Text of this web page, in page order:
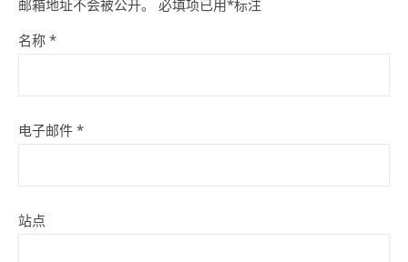
邮箱地址不会被公开。 必填项已用*标注
名称 *
电子邮件 *
站点